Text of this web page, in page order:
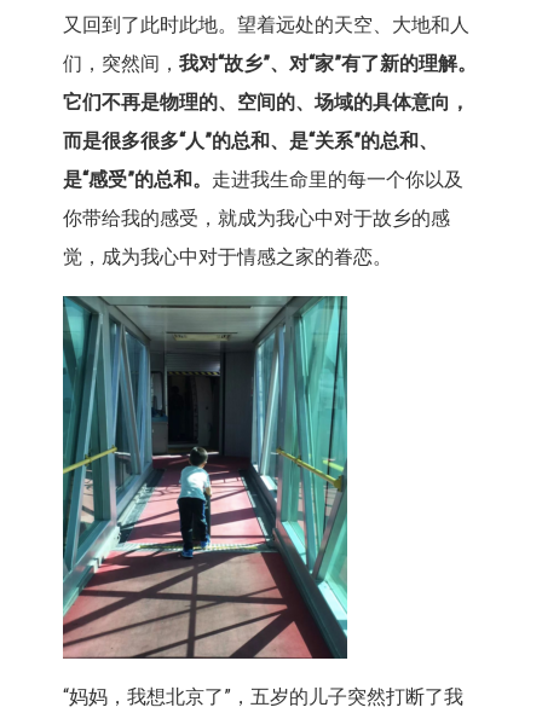
又回到了此时此地。望着远处的天空、大地和人
们，突然间， 我对“故乡”、对“家”有了新的理解。
它们不再是物理的、空间的、场域的具体意向，
而是很多很多“人”的总和、是“关系”的总和、
是“感受”的总和。 走进我生命里的每一个你以及
你带给我的感受，就成为我心中对于故乡的感
觉，成为我心中对于情感之家的眷恋。
“妈妈，我想北京了”，五岁的儿子突然打断了我